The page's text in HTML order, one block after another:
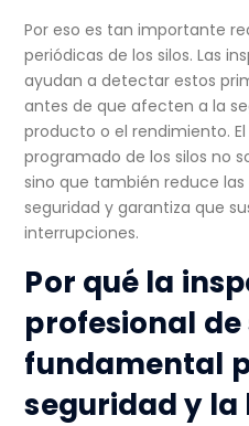
Por eso es tan importante
periódicas de los silos. Las
ayudan a detectar estos
antes de que afecten a la
producto o el rendimiento.
programado de los silos no
sino que también reduce
seguridad y garantiza que
interrupciones.
Por qué la
profesional de
fundamental
seguridad y